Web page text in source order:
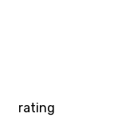
rating